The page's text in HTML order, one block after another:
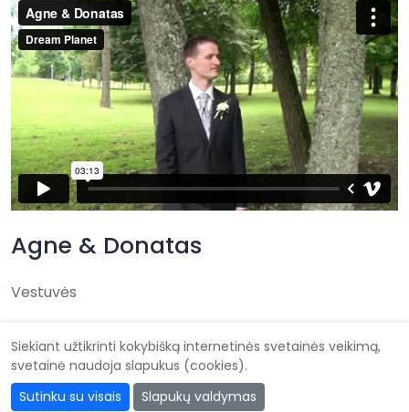
Agne & Donatas
Vestuvės
Didysis vestuvių katalogas
Kad vestuvės būtų gražiausios @ 2026
Siekiant užtikrinti kokybišką internetinės svetainės veikimą,
svetainė naudoja slapukus (cookies).
Sutinku su visais
Slapukų valdymas